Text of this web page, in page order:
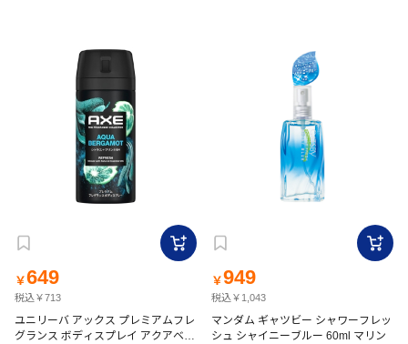
￥649
税込￥713
ユニリーバ アックス プレミアムフレ
グランス ボディスプレイ アクアベル
￥949
税込￥1,043
マンダム ギャツビー シャワーフレッ
シュ シャイニーブルー 60ml マリン